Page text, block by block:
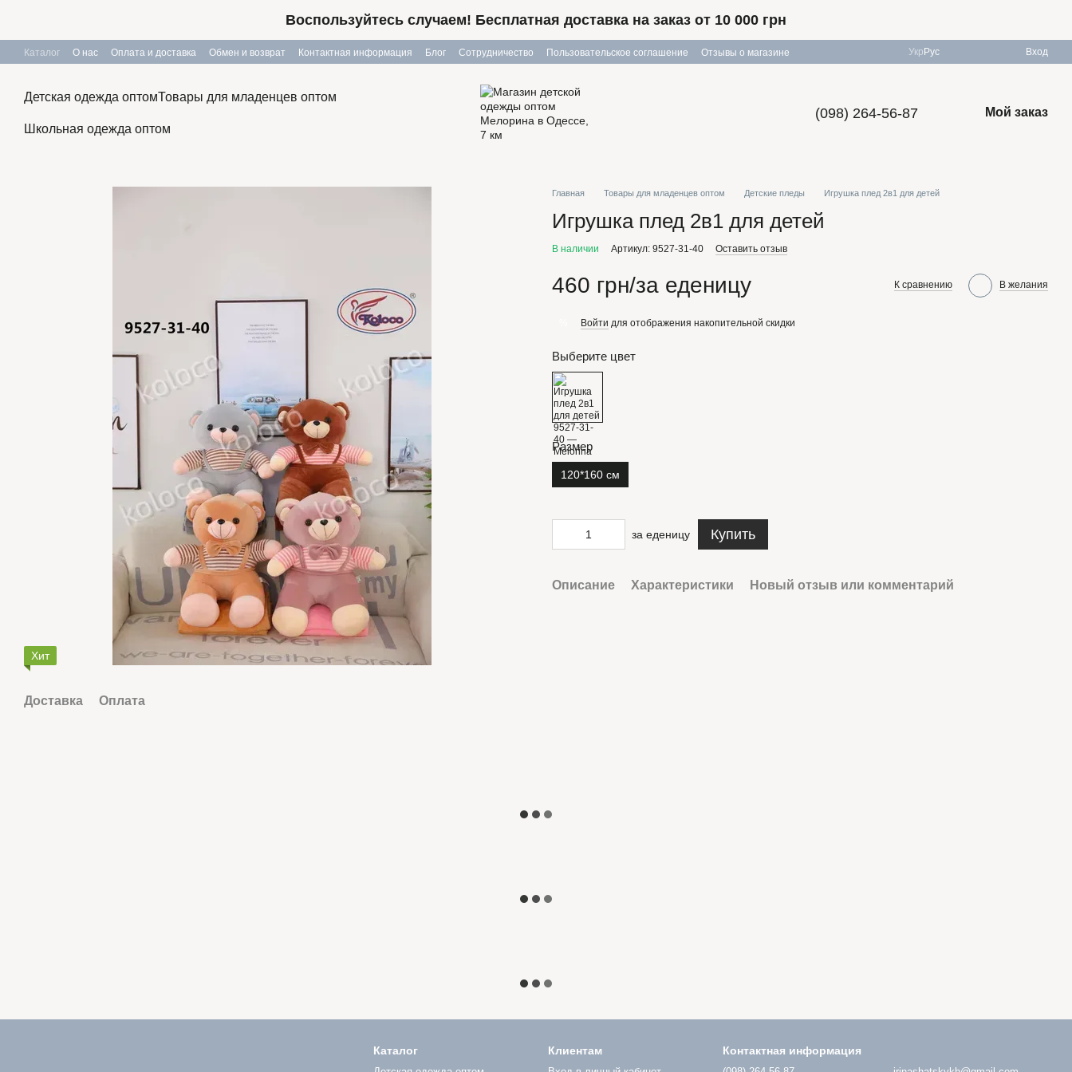
Воспользуйтесь случаем! Бесплатная доставка на заказ от 10 000 грн
Каталог О нас Оплата и доставка Обмен и возврат Контактная информация Блог Сотрудничество Пользовательское соглашение
Отзывы о магазине
Укр Рус Вход
Детская одежда оптомТовары для младенцев оптом
Школьная одежда оптом
(098) 264-56-87 Мой заказ
Хит
Доставка Оплата
Главная Товары для младенцев оптом Детские пледы Игрушка плед 2в1 для детей
Игрушка плед 2в1 для детей
В наличии Артикул: 9527-31-40 Оставить отзыв
460 грн/за еденицу К сравнению В желания
Войти для отображения накопительной скидки
Выберите цвет
Размер
120*160 см
за еденицу Купить
Описание Характеристики Новый отзыв или комментарий
Каталог Клиентам Контактная информация